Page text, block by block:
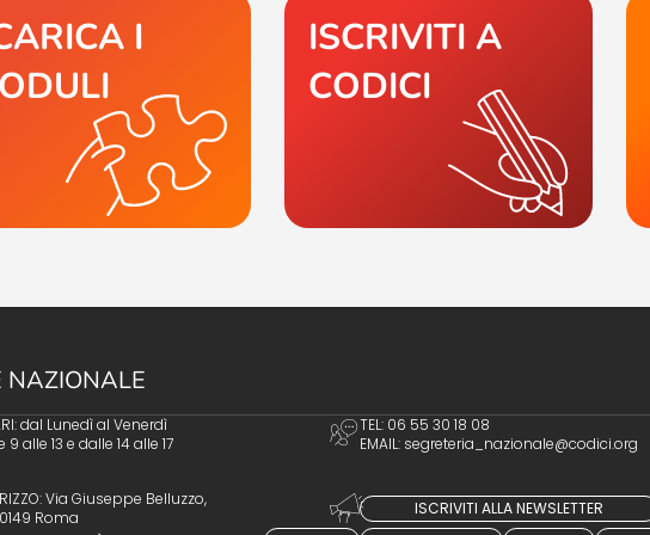
I
ISCRIVITI A
CODICI
NAZIONALE
dal Lunedì al Venerdì
9 alle 13 e dalle 14 alle 17
TEL: 06 55 30 18 08
EMAIL: segreteria_nazionale@codici.org
Via Giuseppe Belluzzo,
Roma
ISCRIVITI ALLA NEWSLETTER